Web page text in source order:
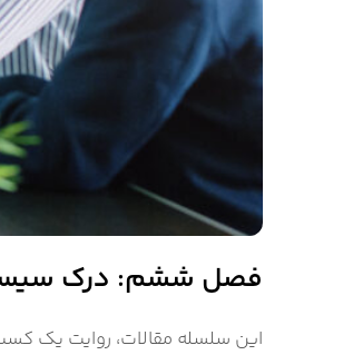
فصل ششم: درک
این سلسله مقالات، روایت یک